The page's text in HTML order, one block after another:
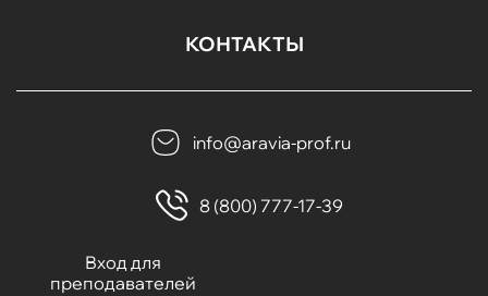
КОНТАКТЫ
info@aravia-prof.ru
8 (800) 777-17-39
Вход для
преподавателей